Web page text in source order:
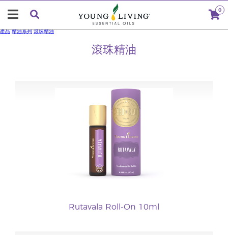
0
滾珠精油
產品 精油系列 滾珠精油
Rutavala Roll-On 10ml